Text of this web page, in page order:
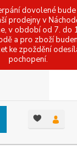
dovolené
prodejny v
v období od 7. do
a pro zboží
ke zpoždění
pochopení.